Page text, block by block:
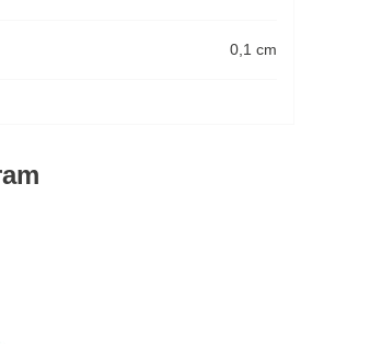
0,1 cm